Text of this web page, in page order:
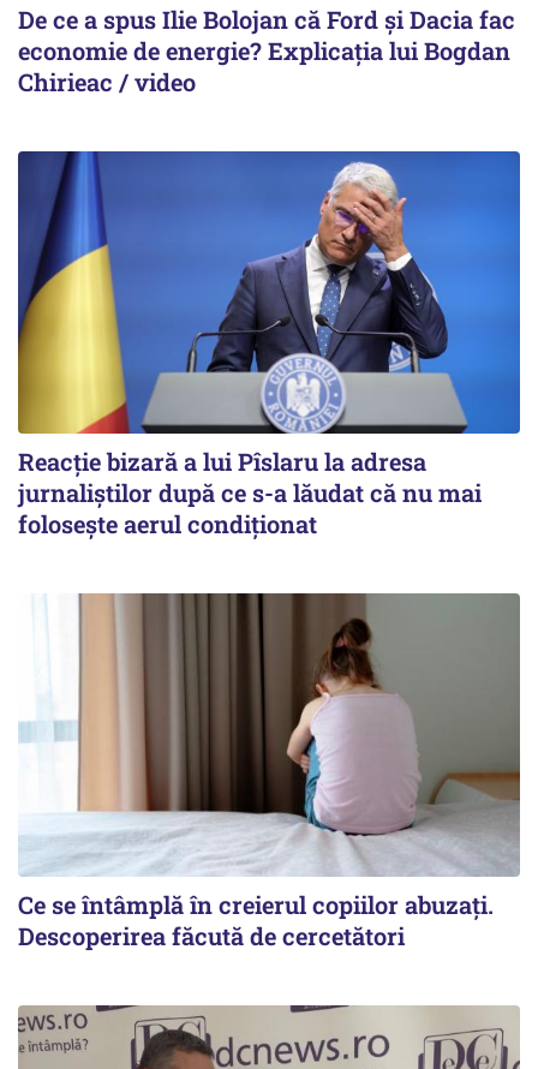
De ce a spus Ilie Bolojan că Ford și Dacia fac
economie de energie? Explicația lui Bogdan
Chirieac / video
Reacție bizară a lui Pîslaru la adresa
jurnaliștilor după ce s-a lăudat că nu mai
folosește aerul condiționat
Ce se întâmplă în creierul copiilor abuzați.
Descoperirea făcută de cercetători